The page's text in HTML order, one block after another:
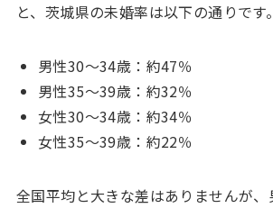
と、茨城県の未婚率は以下の通りです。
男性30〜34歳：約47％
男性35〜39歳：約32％
女性30〜34歳：約34％
女性35〜39歳：約22％
全国平均と大きな差はありませんが